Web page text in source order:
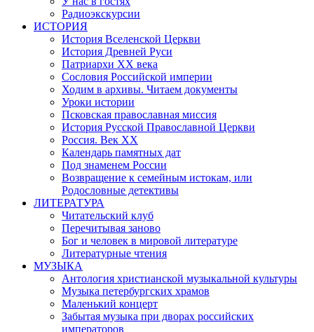
Радиоэкскурсии
ИСТОРИЯ
История Вселенской Церкви
История Древней Руси
Патриархи XX века
Сословия Российской империи
Ходим в архивы. Читаем документы
Уроки истории
Псковская православная миссия
История Русской Православной Церкви
Россия. Век ХХ
Календарь памятных дат
Под знаменем России
Возвращение к семейным истокам, или
Родословные детективы
ЛИТЕРАТУРА
Читательский клуб
Перечитывая заново
Бог и человек в мировой литературе
Литературные чтения
МУЗЫКА
Антология христианской музыкальной культуры
Музыка петербургских храмов
Маленький концерт
Забытая музыка при дворах российских
императоров